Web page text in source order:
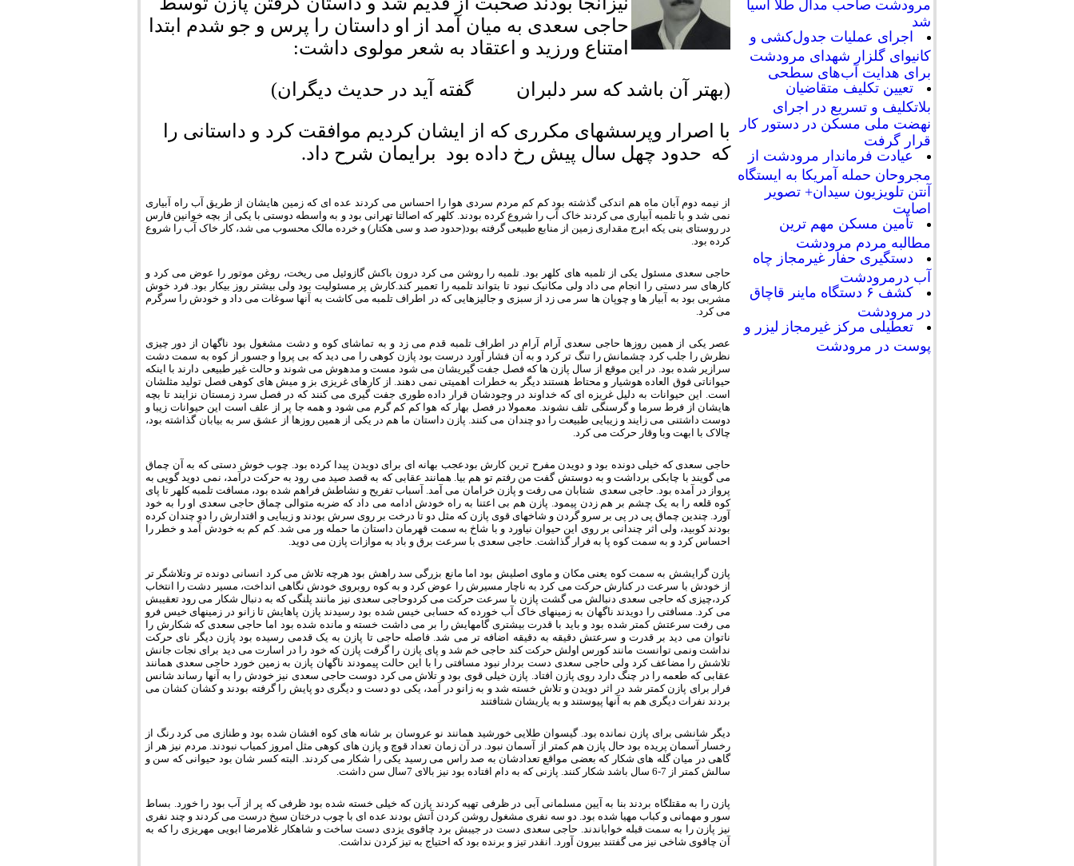
مرودشت صاحب مدال طلا آسیا
شد
اجرای عملیات جدول‌کشی و
کانیوای گلزار شهدای مرودشت
برای هدایت آب‌های سطحی
تعیین تکلیف متقاضیان
بلاتکلیف و تسریع در اجرای
نهضت ملی مسکن در دستور کار
قرار گرفت
عیادت فرماندار مرودشت از
مجروحان حمله آمریکا به ایستگاه
آنتن تلویزیون سیدان+ تصویر
اصابت
تأمین مسکن مهم ترین
مطالبه مردم مرودشت
دستگیری حفار غیرمجاز چاه
آب درمرودشت
کشف ۶ دستگاه ماینر قاچاق
در مرودشت
تعطیلی مرکز غیرمجاز لیزر و
پوست در مرودشت
حاجی سعدی به میان آمد از او داستان را پرس و جو شدم ابتدا
امتناع ورزید و اعتقاد به شعر مولوی داشت:
(بهتر آن باشد که سر دلبران گفته آید در حدیث دیگران)
با اصرار وپرسشهای مکرری که از ایشان کردیم موافقت کرد و داستانی را
که حدود چهل سال پیش رخ داده بود برایمان شرح داد.
از نیمه دوم آبان ماه هم اندکی گذشته بود کم کم مردم سردی هوا را احساس می کردند عده ای که زمین هایشان از طریق آب راه آبیاری
نمی شد و با تلمبه آبیاری می کردند خاک آب را شروع کرده بودند. کلهر که اصالتا تهرانی بود و به واسطه دوستی با یکی از بچه خوانین فارس
در روستای بنی یکه ابرج مقداری زمین از منابع طبیعی گرفته بود(حدود صد و سی هکتار) و خرده مالک محسوب می شد، کار خاک آب را شروع
کرده بود.
حاجی سعدی مسئول یکی از تلمبه های کلهر بود. تلمبه را روشن می کرد درون باکش گازوئیل می ریخت، روغن موتور را عوض می کرد و
کارهای سر دستی را انجام می داد ولی مکانیک نبود تا بتواند تلمبه را تعمیر کند.کارش پر مسئولیت بود ولی بیشتر روز بیکار بود. فرد خوش
مشربی بود به آبیار ها و چوپان ها سر می زد از سبزی و جالیزهایی که در اطراف تلمبه می کاشت به آنها سوغات می داد و خودش را سرگرم
می کرد.
عصر یکی از همین روزها حاجی سعدی آرام آرام در اطراف تلمبه قدم می زد و به تماشای کوه و دشت مشغول بود ناگهان از دور چیزی
نظرش را جلب کرد چشمانش را تنگ تر کرد و به آن فشار آورد درست بود پازن کوهی را می دید که بی پروا و جسور از کوه به سمت دشت
سرازیر شده بود. در این موقع از سال پازن ها که فصل جفت گیریشان می شود مست و مدهوش می شوند و حالت غیر طبیعی دارند با اینکه
حیواناتی فوق العاده هوشیار و محتاط هستند دیگر به خطرات اهمیتی نمی دهند. از کارهای غریزی بز و میش های کوهی فصل تولید مثلشان
است. این حیوانات به دلیل غریزه ای که خداوند در وجودشان قرار داده طوری جفت گیری می کنند که در فصل سرد زمستان نزایند تا بچه
هایشان از فرط سرما و گرسنگی تلف نشوند. معمولا در فصل بهار که هوا کم کم گرم می شود و همه جا پر از علف است این حیوانات زیبا و
دوست داشتنی می زایند و زیبایی طبیعت را دو چندان می کنند. پازن داستان ما هم در یکی از همین روزها از عشق سر به بیابان گذاشته بود،
چالاک با ابهت وبا وقار حرکت می کرد.
حاجی سعدی که خیلی دونده بود و دویدن مفرح ترین کارش بودعجب بهانه ای برای دویدن پیدا کرده بود. چوب خوش دستی که به آن چماق
می گویند با چابکی برداشت و به دوستش گفت من رفتم تو هم بیا. همانند عقابی که به قصد صید می رود به حرکت درآمد، نمی دوید گویی به
پرواز در آمده بود. حاجی سعدی شتابان می رفت و پازن خرامان می آمد. آسباب تفریح و نشاطش فراهم شده بود، مسافت تلمبه کلهر تا پای
کوه قلعه را به یک چشم بر هم زدن پیمود. پازن هم بی اعتنا به راه خودش ادامه می داد که ضربه متوالی چماق حاجی سعدی او را به خود
آورد. چندین چماق پی در پی بر سرو گردن و شاخهای قوی پازن که مثل دو تا درخت بر روی سرش بودند و زیبایی و اقتدارش را دو چندان کرده
بودند کوبید، ولی اثر چندانی بر روی این حیوان نیاورد و با شاخ به سمت قهرمان داستان ما حمله ور می شد. کم کم به خودش آمد و خطر را
احساس کرد و به سمت کوه پا به فرار گذاشت. حاجی سعدی با سرعت برق و باد به موازات پازن می دوید.
پازن گرایشش به سمت کوه یعنی مکان و ماوی اصلیش بود اما مانع بزرگی سد راهش بود هرچه تلاش می کرد انسانی دونده تر وتلاشگر تر
از خودش با سرعت در کنارش حرکت می کرد به ناچار مسیرش را عوض کرد و به کوه روبروی خودش نگاهی انداخت، مسیر دشت را انتخاب
کرد،چیزی که حاجی سعدی دنبالش می گشت پازن با سرعت حرکت می کردوحاجی سعدی نیز مانند پلنگی که به دنبال شکار می رود تعقیبش
می کرد. مسافتی را دویدند ناگهان به زمینهای خاک آب خورده که حسابی خیس شده بود رسیدند پازن پاهایش تا زانو در زمینهای خیس فرو
می رفت سرعتش کمتر شده بود و باید با قدرت بیشتری گامهایش را بر می داشت خسته و مانده شده بود اما حاجی سعدی که شکارش را
ناتوان می دید بر قدرت و سرعتش دقیقه به دقیقه اضافه تر می شد. فاصله حاجی تا پازن به یک قدمی رسیده بود پازن دیگر نای حرکت
نداشت ونمی توانست مانند کورس اولش حرکت کند حاجی خم شد و پای پازن را گرفت پازن که خود را در اسارت می دید برای نجات جانش
تلاشش را مضاعف کرد ولی حاجی سعدی دست بردار نبود مسافتی را با این حالت پیمودند ناگهان پازن به زمین خورد حاجی سعدی همانند
عقابی که طعمه را در چنگ دارد روی پازن افتاد. پازن خیلی قوی بود و تلاش می کرد دوست حاجی سعدی نیز خودش را به آنها رساند شانس
فرار برای پازن کمتر شد در اثر دویدن و تلاش خسته شد و به زانو در آمد، یکی دو دست و دیگری دو پایش را گرفته بودند و کشان کشان می
بردند نفرات دیگری هم به آنها پیوستند و به یاریشان شتافتند
دیگر شانشی برای پازن نمانده بود. گیسوان طلایی خورشید همانند نو عروسان بر شانه های کوه افشان شده بود و طنازی می کرد رنگ از
رخسار آسمان پریده بود حال پازن هم کمتر از آسمان نبود. در آن زمان تعداد قوچ و پازن های کوهی مثل امروز کمیاب نبودند. مردم نیز هر از
گاهی در میان گله های شکار که بعضی مواقع تعدادشان به صد راس می رسید یکی را شکار می کردند. البته کسر شان بود حیوانی که سن و
سالش کمتر از 7-6 سال باشد شکار کنند. پازنی که به دام افتاده بود نیز بالای 7سال سن داشت.
پازن را به مقتلگاه بردند بنا به آیین مسلمانی آبی در ظرفی تهیه کردند پازن که خیلی خسته شده بود ظرفی که پر از آب بود را خورد. بساط
سور و مهمانی و کباب مهیا شده بود. دو سه نفری مشغول روشن کردن آتش بودند عده ای با چوب درختان سیخ درست می کردند و چند نفری
نیز پازن را به سمت قبله خواباندند. حاجی سعدی دست در جیبش برد چاقوی یزدی دست ساخت و شاهکار غلامرضا ابویی مهریزی را که به
آن چاقوی شاخی نیز می گفتند بیرون آورد. انقدر تیز و برنده بود که احتیاج به تیز کردن نداشت.